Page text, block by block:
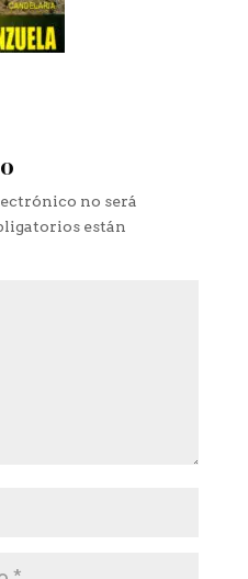
no será
están